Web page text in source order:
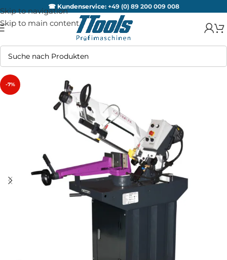
Skip to navigation
Skip to main content
☎ Kundenservice: +49 (0) 89 200 009 008
-7%